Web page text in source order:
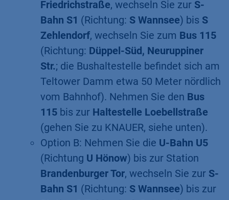
Friedrichstraße, wechseln Sie zur S-
Bahn S1 (Richtung: S Wannsee) bis S
Zehlendorf, wechseln Sie zum Bus 115
(Richtung: Düppel-Süd, Neuruppiner
Str.; die Bushaltestelle befindet sich am
Teltower Damm etwa 50 Meter nördlich
vom Bahnhof). Nehmen Sie den Bus
115 bis zur Haltestelle Loebellstraße
(gehen Sie zu KNAUER, siehe unten).
Option B: Nehmen Sie die U-Bahn U5
(Richtung U Hönow) bis zur Station
Brandenburger Tor, wechseln Sie zur S-
Bahn S1 (Richtung: S Wannsee) bis zur